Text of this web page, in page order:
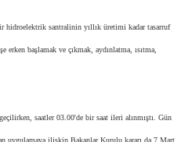
hidroelektrik santralinin yıllık üretimi kadar tasarruf
başlamak ve çıkmak, aydınlatma, ısıtma,
saatler 03.00'de bir saat ileri alınmıştı. Gün
uygulamaya ilişkin BakanlarKurulu kararı da 7 Mart